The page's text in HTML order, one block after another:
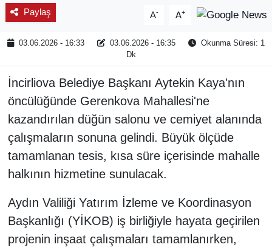
Paylaş A- A+
03.06.2026 - 16:33 03.06.2026 - 16:35
Okunma Süresi: 1
Dk
İncirliova Belediye Başkanı Aytekin Kaya'nın
öncülüğünde Gerenkova Mahallesi'ne
kazandırılan düğün salonu ve cemiyet alanında
çalışmaların sonuna gelindi. Büyük ölçüde
tamamlanan tesis, kısa süre içerisinde mahalle
halkının hizmetine sunulacak.
Aydın Valiliği Yatırım İzleme ve Koordinasyon
Başkanlığı (YİKOB) iş birliğiyle hayata geçirilen
projenin inşaat çalışmaları tamamlanırken,